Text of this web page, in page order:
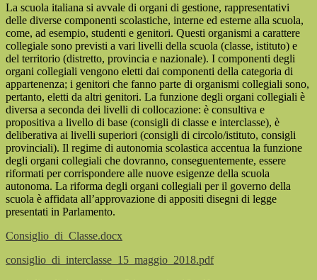
La scuola italiana si avvale di organi di gestione, rappresentativi
delle diverse componenti scolastiche, interne ed esterne alla scuola,
come, ad esempio, studenti e genitori. Questi organismi a carattere
collegiale sono previsti a vari livelli della scuola (classe, istituto) e
del territorio (distretto, provincia e nazionale). I componenti degli
organi collegiali vengono eletti dai componenti della categoria di
appartenenza; i genitori che fanno parte di organismi collegiali sono,
pertanto, eletti da altri genitori. La funzione degli organi collegiali è
diversa a seconda dei livelli di collocazione: è consultiva e
propositiva a livello di base (consigli di classe e interclasse), è
deliberativa ai livelli superiori (consigli di circolo/istituto, consigli
provinciali). Il regime di autonomia scolastica accentua la funzione
degli organi collegiali che dovranno, conseguentemente, essere
riformati per corrispondere alle nuove esigenze della scuola
autonoma. La riforma degli organi collegiali per il governo della
scuola è affidata all’approvazione di appositi disegni di legge
presentati in Parlamento.
Consiglio_di_Classe.docx
consiglio_di_interclasse_15_maggio_2018.pdf